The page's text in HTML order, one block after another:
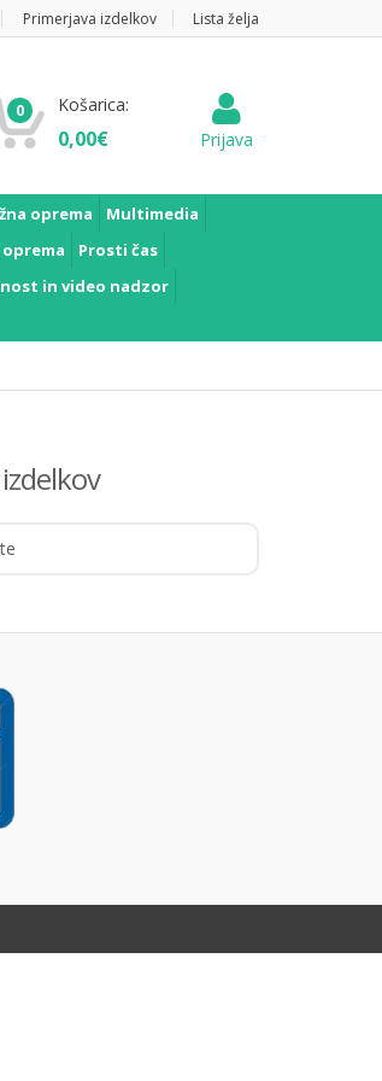
Primerjava izdelkov Lista želja
0 Košarica:
0,00€ Prijava
oprema
Multimedia
Prosti čas
in video nadzor